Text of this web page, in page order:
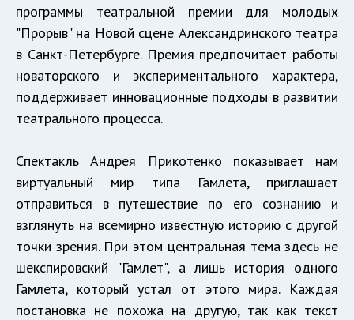
программы театральной премии для молодых
"Прорыв" на Новой сцене Александринского театра
в Санкт-Петербурге. Премия предпочитает работы
новаторского и экспериментального характера,
поддерживает инновационные подходы в развитии
театрального процесса.
Спектакль Андрея Прикотенко показывает нам
виртуальный мир типа Гамлета, приглашает
отправиться в путешествие по его сознанию и
взглянуть на всемирно известную историю с другой
точки зрения. При этом центральная тема здесь не
шекспировский "Гамлет", а лишь история одного
Гамлета, который устал от этого мира. Каждая
постановка не похожа на другую, так как текст